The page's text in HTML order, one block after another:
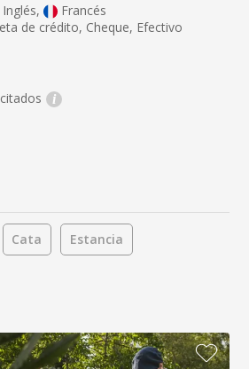
Inglés,
Francés
de crédito, Cheque, Efectivo
i
Cata Estancia